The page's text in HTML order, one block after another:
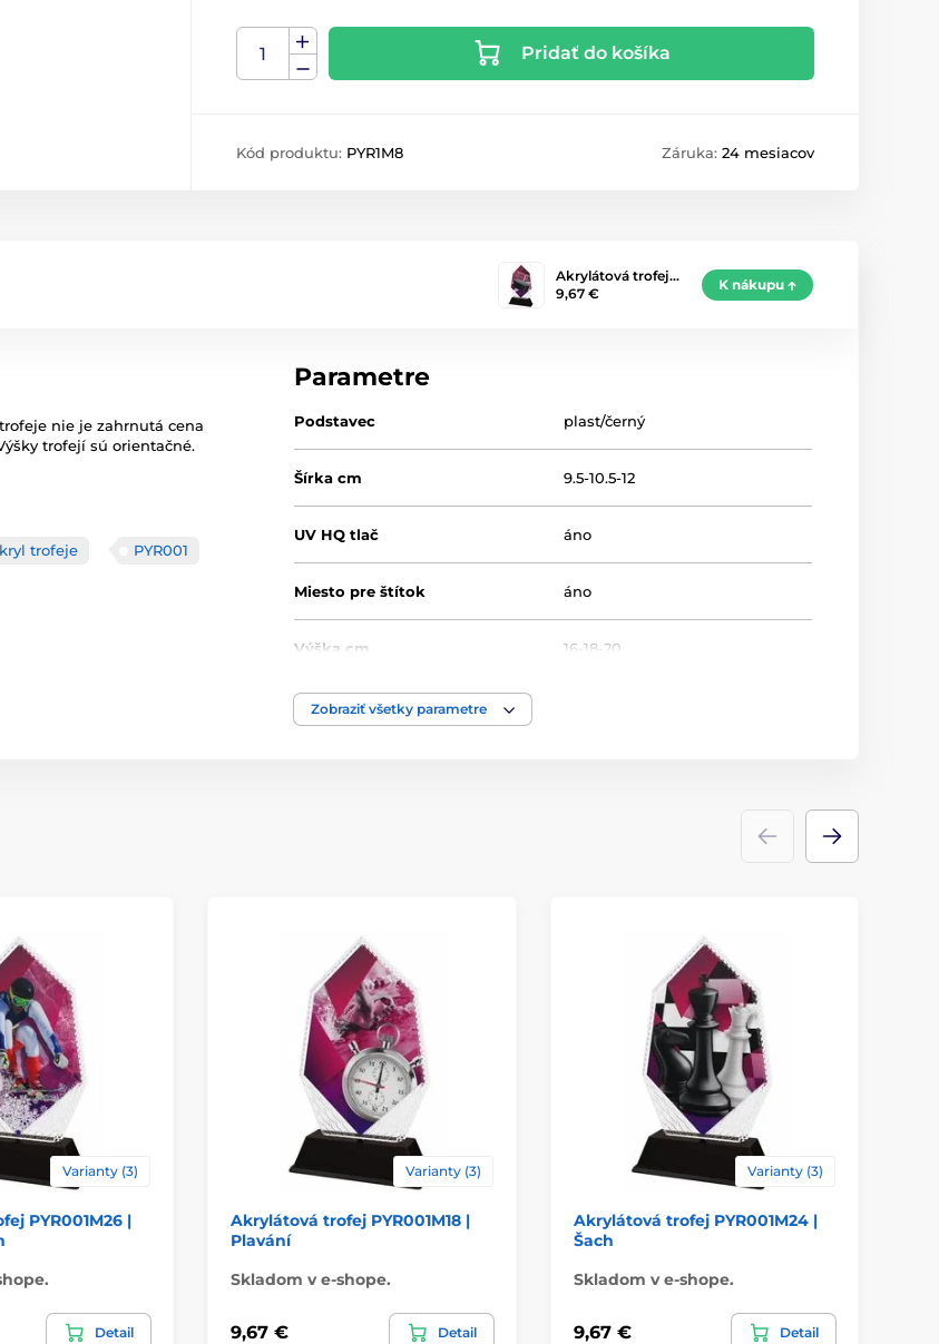
Pridať do košíka
Kód produktu: PYR1M8 Záruka: 24 mesiacov
Akrylátová trofej…
9,67 €
K nákupu
nie je zahrnutá cena
trofejí sú orientačné.
trofeje PYR001
Parametre
Podstavec plast/černý
Šírka cm 9.5-10.5-12
UV HQ tlač áno
Miesto pre štítok áno
Výška cm 16-18-20
Motív
Zobraziť všetky parametre
Varianty (3)
PYR001M26 |
Detail
Varianty (3)
Akrylátová trofej PYR001M18 |
Plavání
Skladom v e-shope.
9,67 € Detail
Varianty (3)
Akrylátová trofej PYR001M24 |
Šach
Skladom v e-shope.
9,67 € Detail